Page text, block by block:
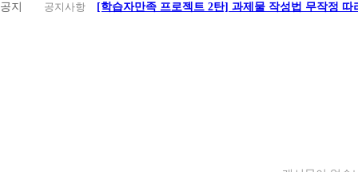
공지
공지사항 [학습자만족 프로젝트 2탄] 과제물 작성법 무작정 따